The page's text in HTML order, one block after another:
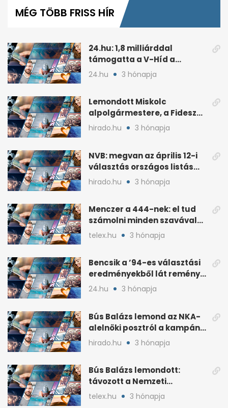
minute,
32MÉG TÖBB FRISS HÍR
24.hu: 1,8 milliárddal
támogatta a V-Híd a
Fideszhez kötött alapítványt
24.hu 3 hónapja
Lemondott Miskolc
alpolgármestere, a Fidesz
áprilisi jelöltje, Hollósy
hirado.hu 3 hónapja
NVB: megvan az április 12-i
választás országos listás
eredménye
hirado.hu 3 hónapja
Menczer a 444-nek: el tud
számolni minden szavával
és tettével
telex.hu 3 hónapja
Bencsik a ’94-es választási
eredményekből lát reményt
a Fidesznek
24.hu 3 hónapja
Bús Balázs lemond az NKA-
alelnöki posztról a kampány
alatti támogatások után
hirado.hu 3 hónapja
Bús Balázs lemondott:
távozott a Nemzeti
Kulturális Alap alelnöke
telex.hu 3 hónapja